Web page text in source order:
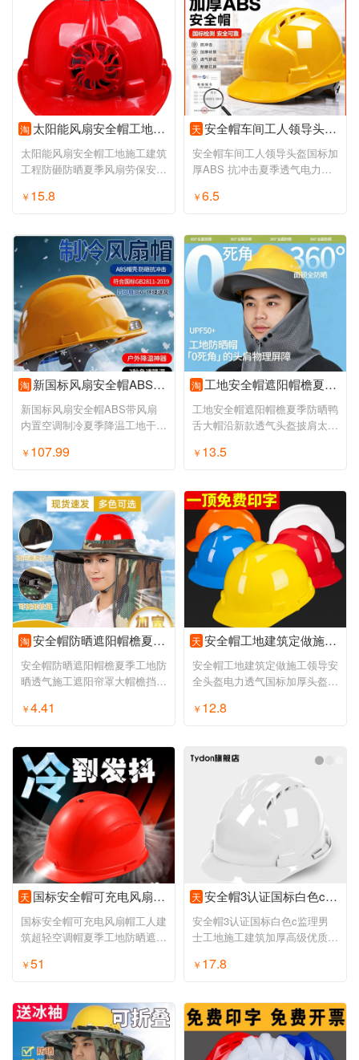
淘 太阳能风扇安全帽工地施工建筑工程防砸防晒夏季风扇劳保安全头盔
太阳能风扇安全帽工地施工建筑
工程防砸防晒夏季风扇劳保安全
￥ 15.8
天 安全帽车间工人领导头盔国标加厚ABS 抗冲击夏季透气电力施工建筑
安全帽车间工人领导头盔国标加
厚ABS 抗冲击夏季透气电力施
￥6.5
淘 新国标风扇安全帽ABS带风扇内置空调制冷夏季降温工地干活可照明
新国标风扇安全帽ABS带风扇
内置空调制冷夏季降温工地干活
￥ 107.99
淘 工地安全帽遮阳帽檐夏季防晒鸭舌大帽沿新款透气头盔披肩太阳帽子
工地安全帽遮阳帽檐夏季防晒鸭
舌大帽沿新款透气头盔披肩太阳
￥ 13.5
淘 安全帽防晒遮阳帽檐夏季工地防晒透气施工遮阳帘罩大帽檐挡光神器
安全帽防晒遮阳帽檐夏季工地防
晒透气施工遮阳帘罩大帽檐挡光
￥4.41
天 安全帽工地建筑定做施工领导安全头盔电力透气国标加厚头盔定制男
安全帽工地建筑定做施工领导安
全头盔电力透气国标加厚头盔定
￥ 12.8
天 国标安全帽可充电风扇帽工人建筑超轻空调帽夏季工地防晒遮阳头盔
国标安全帽可充电风扇帽工人建
筑超轻空调帽夏季工地防晒遮阳
￥51
天 安全帽3认证国标白色c监理男士工地施工建筑加厚高级优质头盔定制
安全帽3认证国标白色c监理男
士工地施工建筑加厚高级优质头
￥ 17.8